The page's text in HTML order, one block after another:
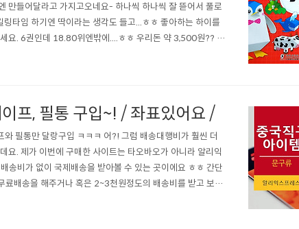
만들어달라고 가지고오네요- 하나씩 하나씩 잘 뜯어서 풀로
타임 하기엔 딱이라는 생각도 들고...ㅎㅎ 좋아하는 하이를
요. 6권인데 18.80위엔밖에....ㅎㅎ 우리돈 약 3,500원?? 가
도 좋고 전 맘에 딱 들어요. 하이와 함께한 영상도 올려드려
프, 필통 구입~! / 좌표있어요 /
필통만 달랑구입 ㅋㅋㅋ 어?! 그럼 배송대행비가 훨씬 더
요. 제가 이번에 구매한 사이트는 타오바오가 아니라 알리익
비가 없이 국제배송을 받아볼 수 있는 곳이에요 ㅎㅎ 간단
료배송을 해주거나 혹은 2~3천원정도의 배송비를 받고 보내
드릴게요) ▲▲알리익스프레스 배송진행상황 결제는 해외